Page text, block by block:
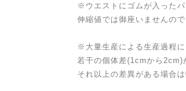
※ウエストにゴムが入ったパ
伸縮値では御座いませんので
※大量生産による生産過程に
若干の個体差(1cmから2cm)
それ以上の差異がある場合